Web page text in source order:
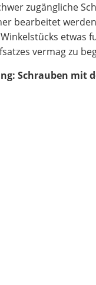
zugängliche
bearbeitet
etwas
vermag zu
Schrauben mit